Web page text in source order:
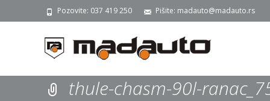
Pozovite: 037 419 250 Pišite: madauto@madauto.rs
thule-chasm-90l-